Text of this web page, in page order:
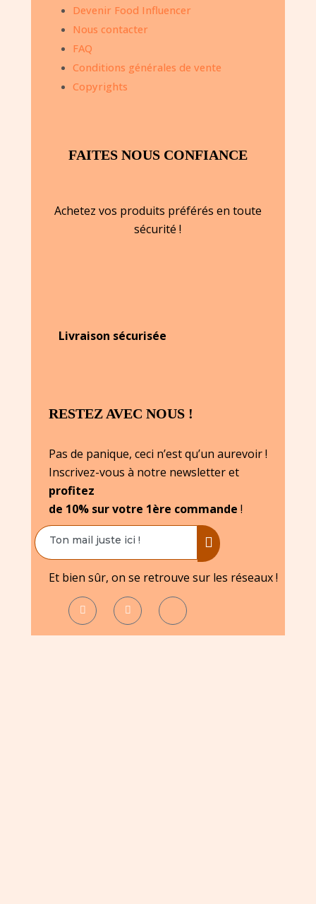
Devenir Food Influencer
Nous contacter
FAQ
Conditions générales de vente
Copyrights
FAITES NOUS CONFIANCE
Achetez vos produits préférés en toute
sécurité !
Livraison sécurisée
RESTEZ AVEC NOUS !
Pas de panique, ceci n’est qu’un aurevoir !
Inscrivez-vous à notre newsletter et
profitez
de 10% sur votre 1ère commande !
Et bien sûr, on se retrouve sur les réseaux !